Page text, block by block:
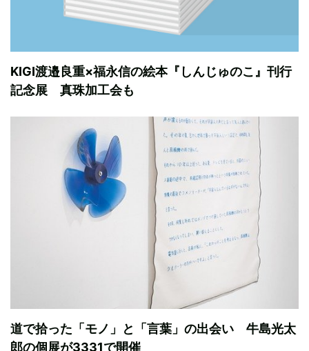
KIGI渡邉良重×福永信の絵本『しんじゅのこ』刊行
記念展 真珠加工会も
道で拾った「モノ」と「言葉」の出会い 牛島光太
郎の個展が3331で開催